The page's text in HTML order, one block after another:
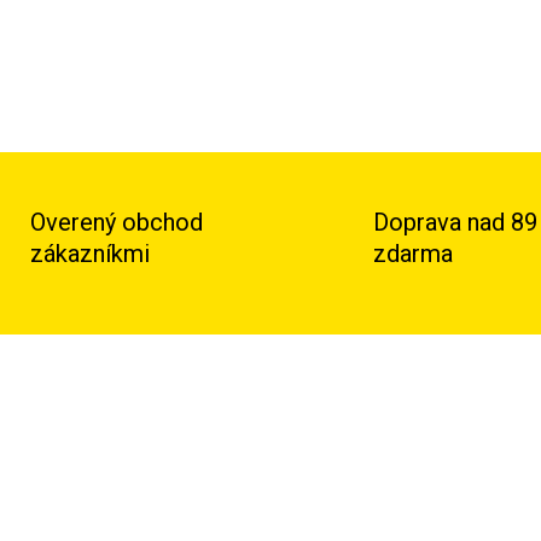
Overený obchod
zákazníkmi
Doprava nad
zdarma